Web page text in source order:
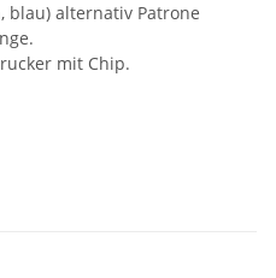
blau) alternativ Patrone
mit Chip.